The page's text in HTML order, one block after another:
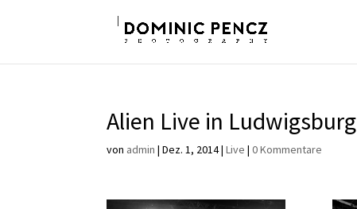
Alien Live in Ludwigsburg
von admin |Dez. 1, 2014|Live |0 Kommentare